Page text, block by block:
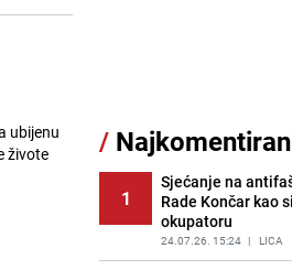
ubijenu
živote
Novog
BOSNA
12
Kao iz
čokolade i kokosa
jednostavan
PRIJE 2 DANA |
/
1
Sjećanje na
Rade Končar kao
okupatoru
24.07.26. 15:24 | LICA